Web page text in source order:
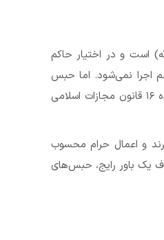
است و در اختیار حاکم
اجرا نمی‌شود. اما حبس
تعزیری اجرا می‌شود و نوعی تأدیب به‌شمار می‌آید که طبق شرع و ماده ۱۶ قانون مجازات اسلامی
و اعمال حرام محسوب
یک باور رایج، حبس‌های